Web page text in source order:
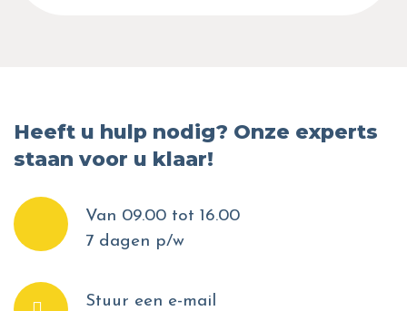
Heeft u hulp nodig? Onze experts
staan voor u klaar!
Van 09.00 tot 16.00
7 dagen p/w
Stuur een e-mail